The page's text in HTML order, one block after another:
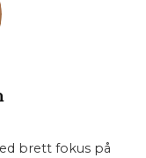
brett fokus på